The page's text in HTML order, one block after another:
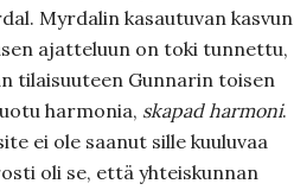
Myrdalin kasautuvan kasvun
ajatteluun on toki tunnettu,
tilaisuuteen Gunnarin toisen
harmonia, skapad harmoni.
ei ole saanut sille kuuluvaa
oli se, että yhteiskunnan